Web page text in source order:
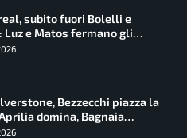
subito fuori Bolelli e
Luz e Matos fermano gli
Bezzecchi piazza la
domina, Bagnaia
Q1